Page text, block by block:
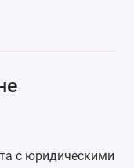
с юридическими